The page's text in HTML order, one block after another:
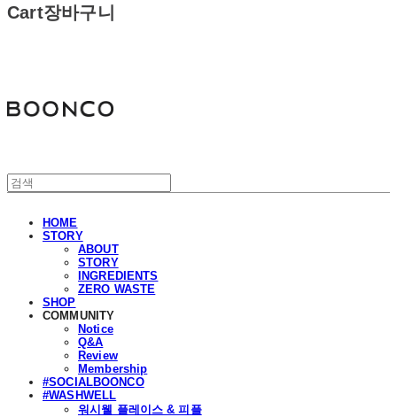
Cart장바구니
HOME
STORY
ABOUT
STORY
INGREDIENTS
ZERO WASTE
SHOP
COMMUNITY
Notice
Q&A
Review
Membership
#SOCIALBOONCO
#WASHWELL
워시웰 플레이스 & 피플